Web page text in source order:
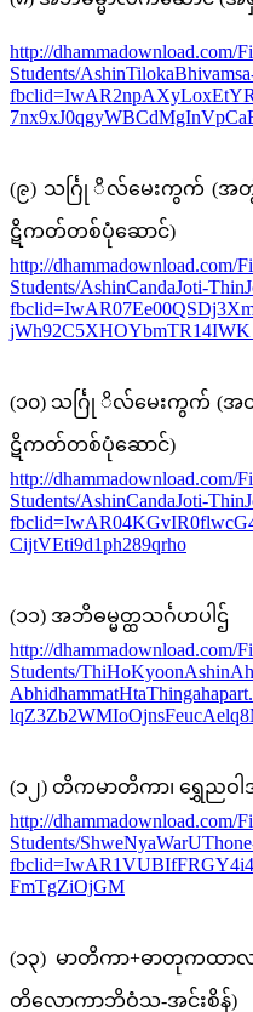
http://dhammadownload.com/
Students/
(၉) သင်္ဂြု ိလ်မေးကွက် (အတွဲ-
ဋိကတ်တစ်ပုံဆောင်)
http://dhammadownload.com/
Students/AshinCandaJoti-
(၁၀) သင်္ဂြု ိလ်မေးကွက် (အတွဲ-
ဋိကတ်တစ်ပုံဆောင်)
http://dhammadownload.com/
Students/AshinCandaJoti-
CijtVEti9d1ph289qrho
(၁၁) အဘိဓမ္မတ္ထသင်္ဂဟပါဌ်
http://dhammadownload.com/
Students/
(၁၂) တိကမာတိကာ၊ ရွှေညဝါ
http://dhammadownload.com/
Students/
FmTgZiOjGM
(၁၃) မာတိကာ+ဓာတုကထာ
တိလောကာဘိဝံသ-အင်းစိန်)